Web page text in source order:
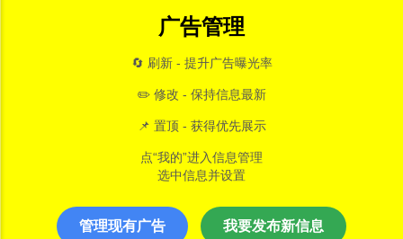
广告管理
🔄 刷新 - 提升广告曝光率
✏️ 修改 - 保持信息最新
📌 置顶 - 获得优先展示
点“我的”进入信息管理
选中信息并设置
管理现有广告 我要发布新信息